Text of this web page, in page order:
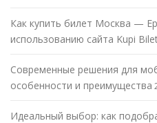
Как купить билет Москва —
использованию сайта Kupi
Современные решения для
особенности и преимущества
Идеальный выбор: как